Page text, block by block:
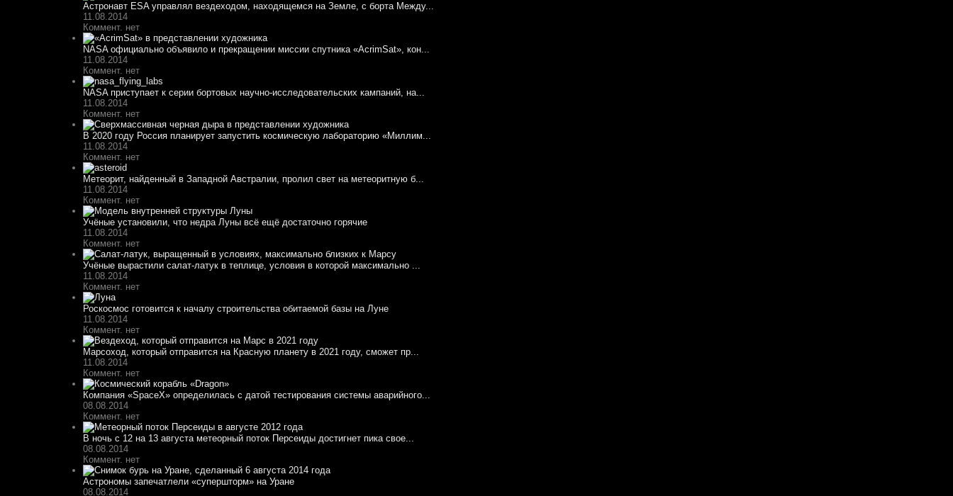
Астронавт ESA управлял вездеходом, находящемся на Земле, с борта Между...
11.08.2014
Коммент. нет
NASA официально объявило и прекращении миссии спутника «AcrimSat», кон...
11.08.2014
Коммент. нет
NASA приступает к серии бортовых научно-исследовательских кампаний, на...
11.08.2014
Коммент. нет
В 2020 году Россия планирует запустить космическую лабораторию «Миллим...
11.08.2014
Коммент. нет
Метеорит, найденный в Западной Австралии, пролил свет на метеоритную б...
11.08.2014
Коммент. нет
Учёные установили, что недра Луны всё ещё достаточно горячие
11.08.2014
Коммент. нет
Учёные вырастили салат-латук в теплице, условия в которой максимально ...
11.08.2014
Коммент. нет
Роскосмос готовится к началу строительства обитаемой базы на Луне
11.08.2014
Коммент. нет
Марсоход, который отправится на Красную планету в 2021 году, сможет пр...
11.08.2014
Коммент. нет
Компания «SpaceX» определилась с датой тестирования системы аварийного...
08.08.2014
Коммент. нет
В ночь с 12 на 13 августа метеорный поток Персеиды достигнет пика свое...
08.08.2014
Коммент. нет
Астрономы запечатлели «супершторм» на Уране
08.08.2014